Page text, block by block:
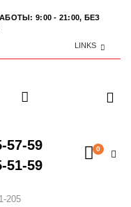
9:00 - 21:00, БЕЗ
LINKS
57-59
51-59
0
205